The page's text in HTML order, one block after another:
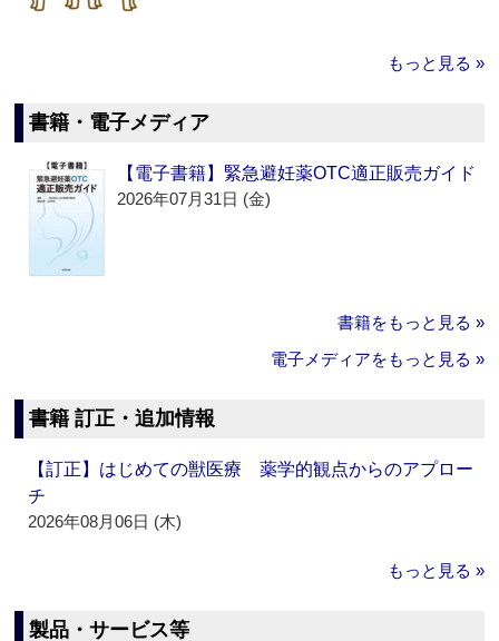
もっと見る »
書籍・電子メディア
【電子書籍】緊急避妊薬OTC適正販売ガイド
2026年07月31日 (金)
書籍をもっと見る »
電子メディアをもっと見る »
書籍 訂正・追加情報
【訂正】はじめての獣医療 薬学的観点からのアプロー
チ
2026年08月06日 (木)
もっと見る »
製品・サービス等